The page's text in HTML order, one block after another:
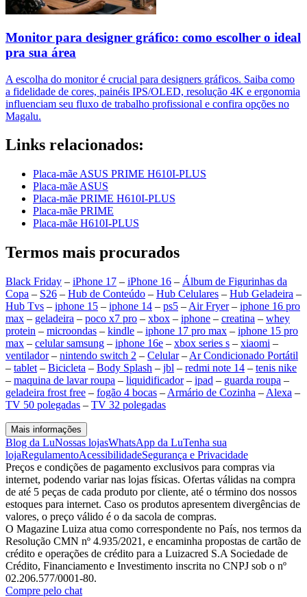
Monitor para designer gráfico: como escolher o ideal
pra sua área
A escolha do monitor é crucial para designers gráficos. Saiba como
a fidelidade de cores, painéis IPS/OLED, resolução 4K e ergonomia
influenciam seu fluxo de trabalho profissional e confira opções no
Magalu.
Links relacionados:
Placa-mãe ASUS PRIME H610I-PLUS
Placa-mãe ASUS
Placa-mãe PRIME H610I-PLUS
Placa-mãe PRIME
Placa-mãe H610I-PLUS
Termos mais procurados
Black Friday – iPhone 17 – iPhone 16 – Álbum de Figurinhas da
Copa – S26 – Hub de Conteúdo – Hub Celulares – Hub Geladeira –
Hub Tvs – iphone 15 – iphone 14 – ps5 – Air Fryer– iphone 16 pro
max – geladeira – poco x7 pro – xbox – iphone – creatina – whey
protein – microondas – kindle – iphone 17 pro max – iphone 15 pro
max – celular samsung – iphone 16e – xbox series s – xiaomi –
ventilador– nintendo switch 2 – Celular– Ar Condicionado Portátil
– tablet – Bicicleta – Body Splash – jbl – redmi note 14 – tenis nike
– maquina de lavar roupa – liquidificador– ipad – guarda roupa –
geladeira frost free – fogão 4 bocas – Armário de Cozinha – Alexa –
TV 50 polegadas – TV 32 polegadas
Mais informações
Blog da LuNossas lojasWhatsApp da LuTenha sua
lojaRegulamentoAcessibilidadeSegurança e Privacidade
Preços e condições de pagamento exclusivos para compras via
internet, podendo variar nas lojas físicas. Ofertas válidas na compra
de até 5 peças de cada produto por cliente, até o término dos nossos
estoques para internet. Caso os produtos apresentem divergências de
valores, o preço válido é o da sacola de compras.
O Magazine Luiza atua como correspondente no País, nos termos da
Resolução CMN nº 4.935/2021, e encaminha propostas de cartão de
crédito e operações de crédito para a Luizacred S.A Sociedade de
Crédito, Financiamento e Investimento inscrita no CNPJ sob o nº
02.206.577/0001-80.
Compre pelo chat